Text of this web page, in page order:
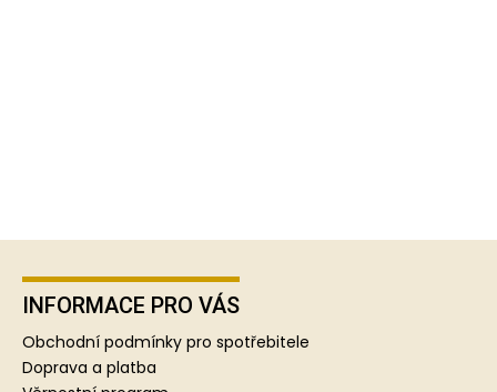
Z
INFORMACE PRO VÁS
Obchodní podmínky pro spotřebitele
Doprava a platba